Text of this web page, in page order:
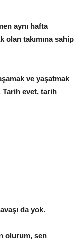
aynı hafta
olan takımına sahip
ve yaşatmak
Tarih evet, tarih
da yok.
olurum, sen